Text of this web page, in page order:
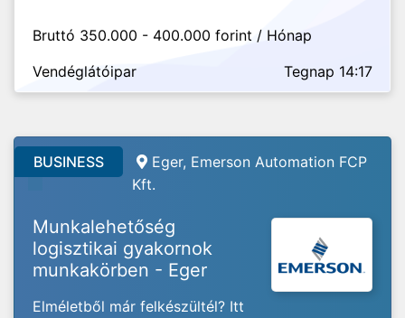
Bruttó 350.000 - 400.000 forint / Hónap
Vendéglátóipar
Tegnap 14:17
BUSINESS
Eger, Emerson Automation FCP
Kft.
Munkalehetőség
logisztikai gyakornok
munkakörben - Eger
Elméletből már felkészültél? Itt